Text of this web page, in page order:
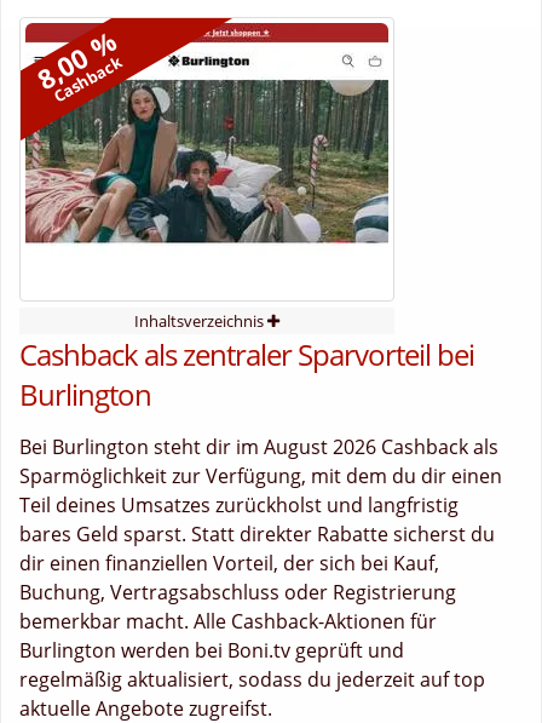
8,00 %
Cashback
Inhaltsverzeichnis
Cashback als zentraler Sparvorteil bei
Burlington
Bei Burlington steht dir im August 2026 Cashback als
Sparmöglichkeit zur Verfügung, mit dem du dir einen
Teil deines Umsatzes zurückholst und langfristig
bares Geld sparst. Statt direkter Rabatte sicherst du
dir einen finanziellen Vorteil, der sich bei Kauf,
Buchung, Vertragsabschluss oder Registrierung
bemerkbar macht. Alle Cashback-Aktionen für
Burlington werden bei Boni.tv geprüft und
regelmäßig aktualisiert, sodass du jederzeit auf top
aktuelle Angebote zugreifst.